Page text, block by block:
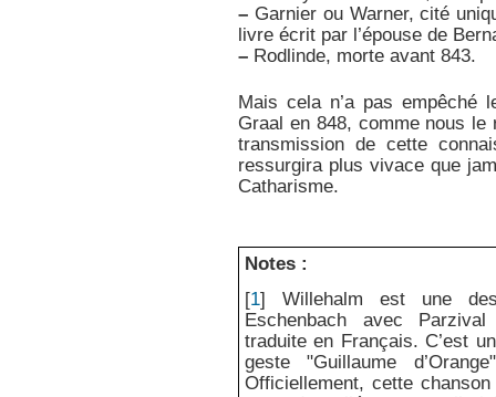
–Garnier ou Warner, cité
livre écrit par l’épouse de
–Rodlinde, morte avant 843.
Mais cela n’a pas empêché
Graal en 848, comme nous
transmission de cette
ressurgira plus vivace que
Catharisme.
Notes :
[1] Willehalm est une
Eschenbach avec
traduite en Français. C’est
geste "Guillaume
Officiellement, cette